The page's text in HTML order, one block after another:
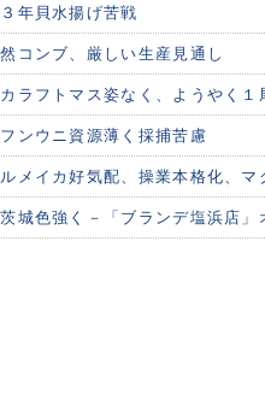
年貝水揚げ苦戦
コンブ、厳しい生産見通し
ラフトマス姿なく、ようやく１
ンウニ資源薄く採捕苦慮
メイカ好気配、操業本格化、マ
城色強く－「ブランデ塩浜店」